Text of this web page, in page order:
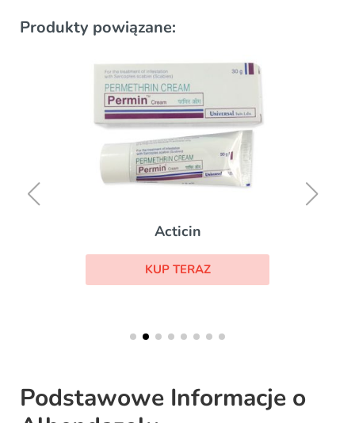
Produkty powiązane:
Acticin
KUP TERAZ
Podstawowe Informacje o